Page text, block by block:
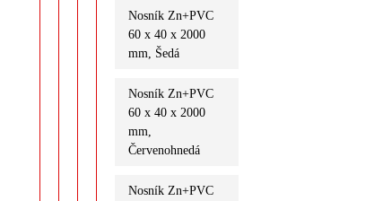
Nosník Zn+PVC
60 x 40 x 2000
mm, Šedá
Nosník Zn+PVC
60 x 40 x 2000
mm,
Červenohnedá
Nosník Zn+PVC